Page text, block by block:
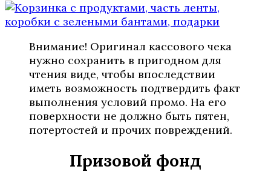
Внимание! Оригинал кассового чека
нужно сохранить в пригодном для
чтения виде, чтобы впоследствии
иметь возможность подтвердить факт
выполнения условий промо. На его
поверхности не должно быть пятен,
потертостей и прочих повреждений.
Призовой фонд